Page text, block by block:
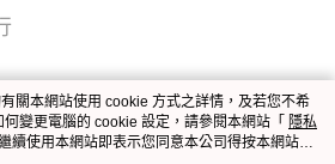
關本網站使用 cookie 方式之詳情，及若您不希
變更電腦的 cookie 設定，請參閱本網站「 隱私
續使用本網站即表示您同意本公司得按本網站使